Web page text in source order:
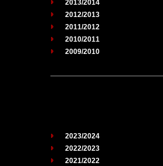
2013/2014
2012/2013
2011/2012
2010/2011
2009/2010
2023/2024
2022/2023
2021/2022